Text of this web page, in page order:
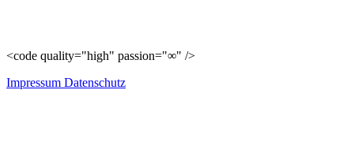
<code quality="high" passion="∞" />
Impressum Datenschutz